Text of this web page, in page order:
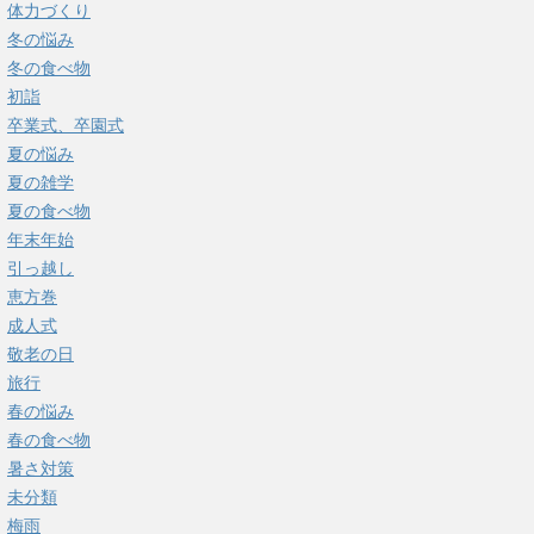
体力づくり
冬の悩み
冬の食べ物
初詣
卒業式、卒園式
夏の悩み
夏の雑学
夏の食べ物
年末年始
引っ越し
恵方巻
成人式
敬老の日
旅行
春の悩み
春の食べ物
暑さ対策
未分類
梅雨